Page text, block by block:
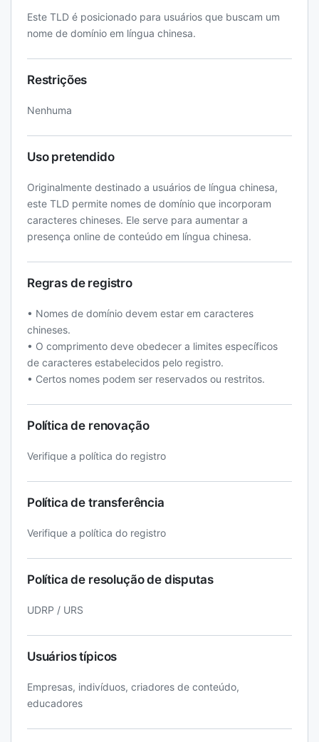
Este TLD é posicionado para usuários que buscam um
nome de domínio em língua chinesa.
Restrições
Nenhuma
Uso pretendido
Originalmente destinado a usuários de língua chinesa,
este TLD permite nomes de domínio que incorporam
caracteres chineses. Ele serve para aumentar a
presença online de conteúdo em língua chinesa.
Regras de registro
• Nomes de domínio devem estar em caracteres
chineses.
• O comprimento deve obedecer a limites específicos
de caracteres estabelecidos pelo registro.
• Certos nomes podem ser reservados ou restritos.
Política de renovação
Verifique a política do registro
Política de transferência
Verifique a política do registro
Política de resolução de disputas
UDRP / URS
Usuários típicos
Empresas, indivíduos, criadores de conteúdo,
educadores